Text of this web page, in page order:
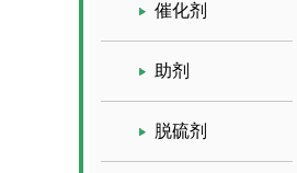
催化剂
助剂
脱硫剂